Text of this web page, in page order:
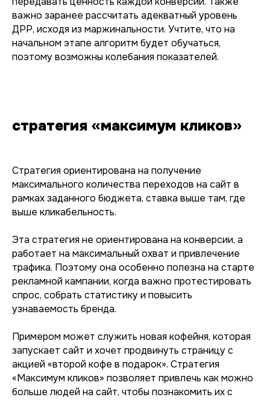
важно заранее рассчитать адекватный уровень
ДРР, исходя из маржинальности. Учтите, что на
начальном этапе алгоритм будет обучаться,
поэтому возможны колебания показателей.
стратегия «максимум кликов»
Стратегия ориентирована на получение
максимального количества переходов на сайт в
рамках заданного бюджета, ставка выше там, где
выше кликабельность.
Эта стратегия не ориентирована на конверсии, а
работает на максимальный охват и привлечение
трафика. Поэтому она особенно полезна на старте
рекламной кампании, когда важно протестировать
спрос, собрать статистику и повысить
узнаваемость бренда.
Примером может служить новая кофейня, которая
запускает сайт и хочет продвинуть страницу с
акцией «второй кофе в подарок». Стратегия
«Максимум кликов» позволяет привлечь как можно
больше людей на сайт, чтобы познакомить их с